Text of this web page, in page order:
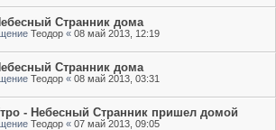
Странник дома
Теодор « 08 май 2013, 12:19
Странник дома
Теодор « 08 май 2013, 03:31
- Небесный Странник пришел домой
Теодор « 07 май 2013, 09:05